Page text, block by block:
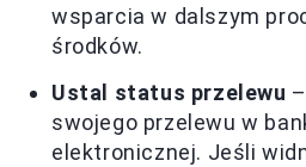
wsparcia w dalszym
środków.
Ustal status przelewu
swojego przelewu w
elektronicznej. Jeśli